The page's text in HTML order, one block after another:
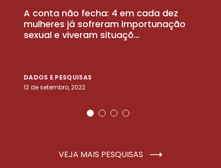
A conta não fecha: 4 em cada dez
mulheres já sofreram importunação
sexual e viveram situaçõ...
DADOS E PESQUISAS
12 de setembro, 2022
VEJA MAIS PESQUISAS